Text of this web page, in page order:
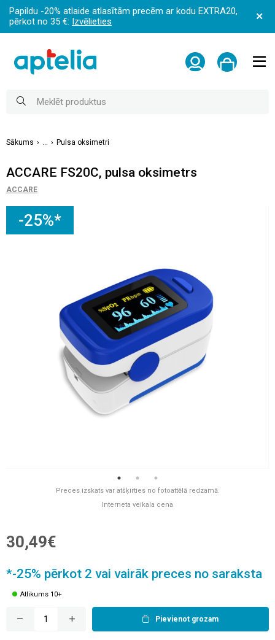
Papildu -20% atlaide atlasītām precēm ar kodu EXTRA20,
pērkot no 35 €: Izvēlieties
Sākums Pulsa oksimetri
ACCARE FS20C, pulsa oksimetrs
ACCARE
-25%*
Preces izskats var atšķirties no fotoattēlā redzamā.
Interneta veikala cena
30,49€
*-25% pērkot 2 vai vairāk preces no saraksta
Atlikums 10+
Pievienot grozam